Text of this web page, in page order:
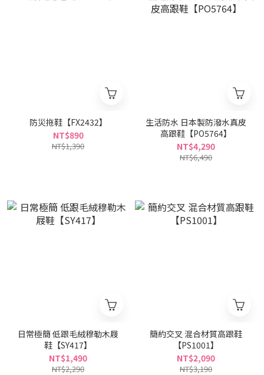
防災拖鞋【FX2432】
NT$890
NT$1,390
生活防水 日本製防潑水真皮
高跟鞋【PO5764】
NT$4,290
NT$6,490
日常極簡 低跟毛絨穆勒木屐
鞋【SY417】
NT$1,490
NT$2,290
簡約交叉 混合材質高跟鞋
【PS1001】
NT$2,090
NT$3,190